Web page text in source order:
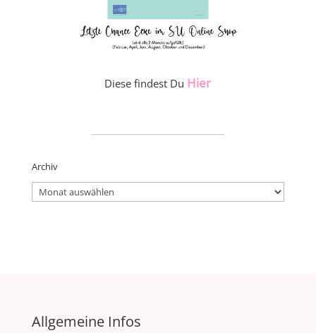
Diese findest Du Hier
Archiv
Archiv
Allgemeine Infos